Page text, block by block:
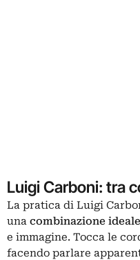
Luigi Carboni: tra
La pratica di Luigi
una combinazione
e immagine. Tocca le
facendo parlare